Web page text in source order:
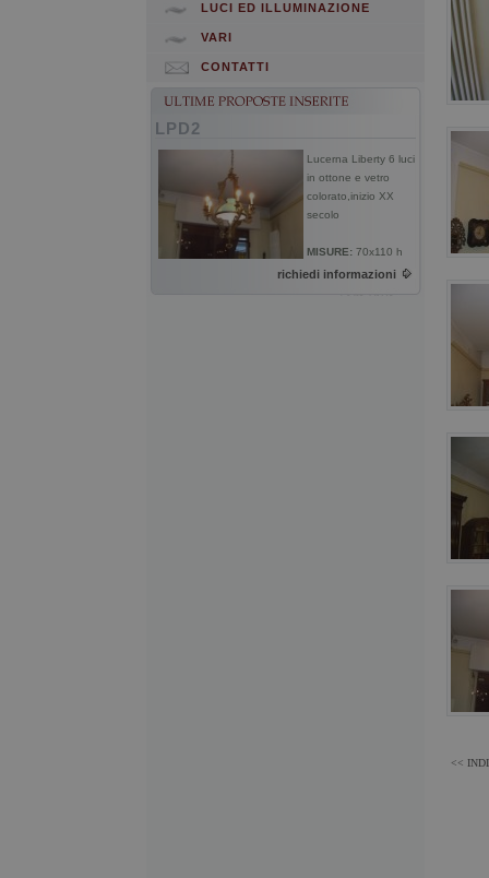
LUCI ED ILLUMINAZIONE
VARI
CONTATTI
LPD2
Lucerna Liberty 6 luci
in ottone e vetro
colorato,inizio XX
secolo
MISURE: 70x110 h
richiedi informazioni
<<